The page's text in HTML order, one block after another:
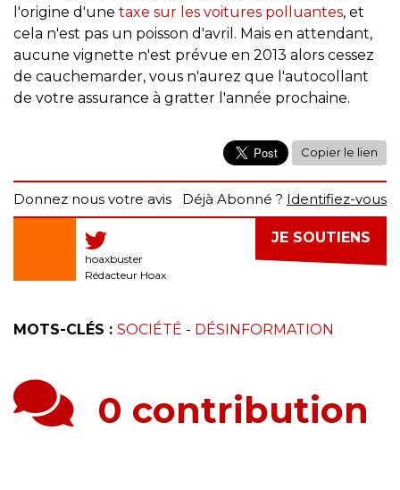
l'origine d'une taxe sur les voitures polluantes, et
cela n'est pas un poisson d'avril. Mais en attendant,
aucune vignette n'est prévue en 2013 alors cessez
de cauchemarder, vous n'aurez que l'autocollant
de votre assurance à gratter l'année prochaine.
Copier le lien
Donnez nous votre avis Déjà Abonné ? Identifiez-vous
JE SOUTIENS
hoaxbuster
Rédacteur Hoax
MOTS-CLÉS : SOCIÉTÉ - DÉSINFORMATION
0 contribution